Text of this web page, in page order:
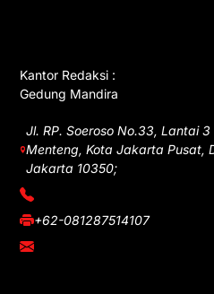
Kantor Redaksi :
Gedung Mandira
Jl. RP. Soeroso No.33, Lantai 3
Menteng, Kota Jakarta Pusat,
Jakarta 10350;
(021) 3908026
+62-081287514107
adm@iawnews.com